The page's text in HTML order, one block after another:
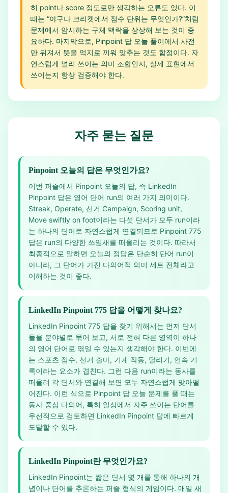
히 point나 score 정도로만 생각하는 오류도 있다. 이
때는 “야구나 크리켓에서 점수 단위는 무엇인가?”처럼
문제에서 암시하는 구체 맥락을 상상해 보는 것이 중
요하다. 마지막으로, Pinpoint 답 오늘 풀이에서 사전
만 뒤져서 뜻을 억지로 끼워 맞추는 것도 함정이다. 자
연스럽게 널리 쓰이는 의미 조합인지, 실제 표현에서
쓰이는지 항상 검증해야 한다.
자주 묻는 질문
Pinpoint 오늘의 답은 무엇인가요?
이번 퍼즐에서 Pinpoint 오늘의 답, 즉 LinkedIn
Pinpoint 답은 영어 단어 run의 여러 가지 의미이다.
Streak, Operate, 선거 Campaign, Scoring unit,
Move swiftly on foot이라는 다섯 단서가 모두 run이라
는 하나의 단어로 자연스럽게 연결되므로 Pinpoint 775
답은 run의 다양한 쓰임새를 떠올리는 것이다. 따라서
최종적으로 말하면 오늘의 정답은 단순히 단어 run이
아니라, 그 단어가 가진 다의어적 의미 세트 전체라고
이해하는 것이 좋다.
LinkedIn Pinpoint 775 답을 어떻게 찾나요?
LinkedIn Pinpoint 775 답을 찾기 위해서는 먼저 단서
들을 분야별로 묶어 보고, 서로 전혀 다른 영역이 하나
의 영어 단어로 엮일 수 있는지 생각해야 한다. 이번에
는 스포츠 점수, 선거 출마, 기계 작동, 달리기, 연속 기
록이라는 요소가 겹친다. 그런 다음 run이라는 동사를
떠올려 각 단서와 연결해 보면 모두 자연스럽게 맞아떨
어진다. 이런 식으로 Pinpoint 답 오늘 문제를 풀 때는
동사 중심 다의어, 특히 일상에서 자주 쓰이는 단어를
우선적으로 검토하면 LinkedIn Pinpoint 답에 빠르게
도달할 수 있다.
LinkedIn Pinpoint란 무엇인가요?
LinkedIn Pinpoint는 짧은 단서 몇 개를 통해 하나의 개
념이나 단어를 추론하는 퍼즐 형식의 게임이다. 매일 새